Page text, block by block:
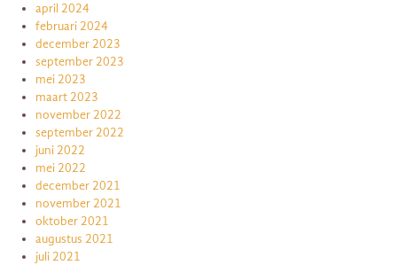
april 2024
februari 2024
december 2023
september 2023
mei 2023
maart 2023
november 2022
september 2022
juni 2022
mei 2022
december 2021
november 2021
oktober 2021
augustus 2021
juli 2021